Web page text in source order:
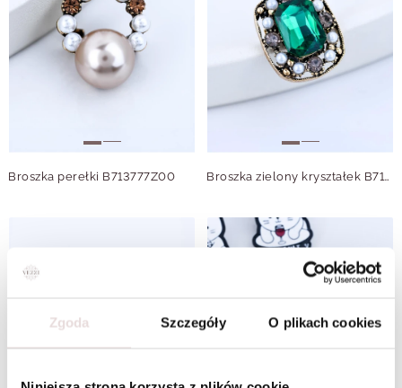
Zgoda Szczegóły O plikach cookies
Broszka perełki B713777Z00 Broszka zielony kryształek B713809Z00